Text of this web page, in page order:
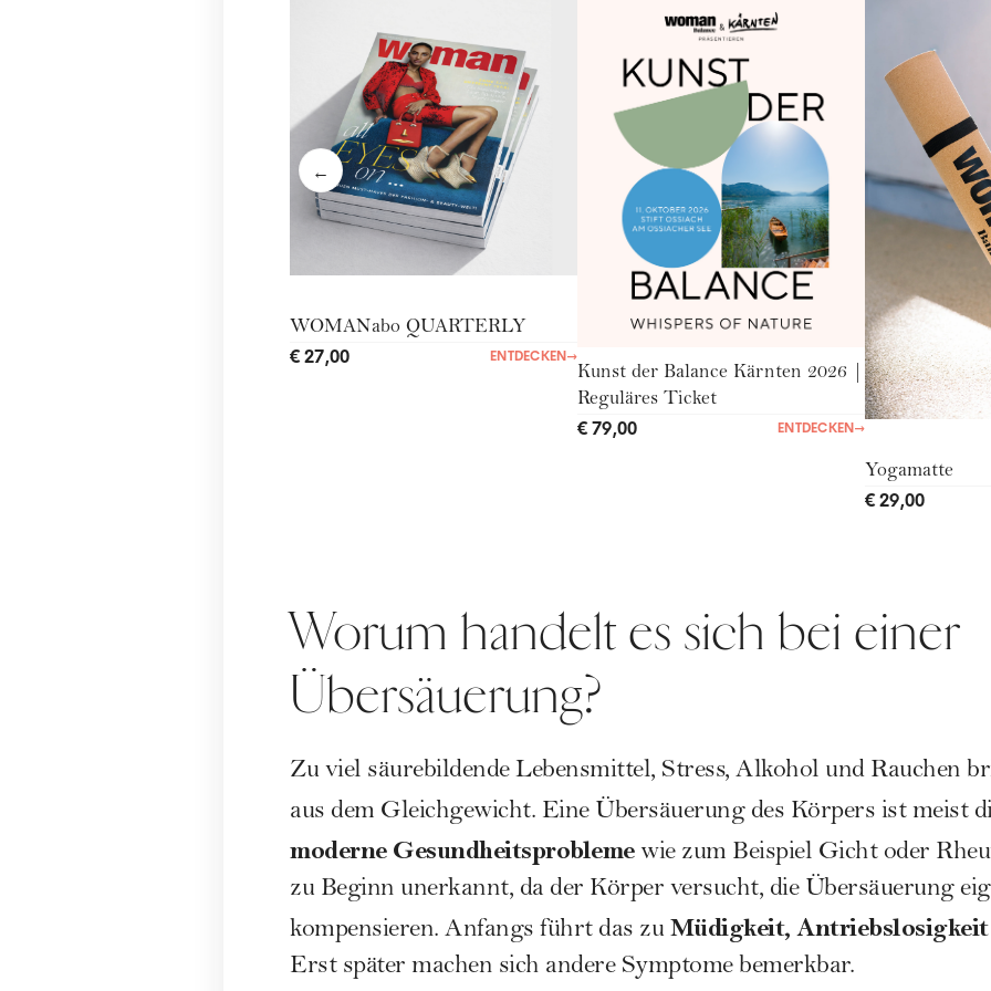
←
WOMANabo QUARTERLY
€ 27,00 ENTDECKEN→
Kunst der Balance Kärnten 2026 |
Reguläres Ticket
€ 79,00 ENTDECKEN→
Yogamatte
€ 29,00
Worum handelt es sich bei einer
Übersäuerung?
Zu viel säurebildende Lebensmittel, Stress, Alkohol und Rauchen
aus dem Gleichgewicht. Eine Übersäuerung des Körpers ist meist
moderne Gesundheitsproblemewie zum Beispiel Gicht oder
zu Beginn unerkannt, da der Körper versucht, die Übersäuerung
kompensieren. Anfangs führt das zu Müdigkeit,
Erst später machen sich andere Symptome bemerkbar.